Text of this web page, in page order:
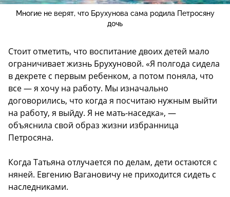
Многие не верят, что Брухунова сама родила Петросяну
дочь
Стоит отметить, что воспитание двоих детей мало
ограничивает жизнь Брухуновой. «Я полгода сидела
в декрете с первым ребенком, а потом поняла, что
все — я хочу на работу. Мы изначально
договорились, что когда я посчитаю нужным выйти
на работу, я выйду. Я не мать-наседка», —
объяснила свой образ жизни избранница
Петросяна.
Когда Татьяна отлучается по делам, дети остаются с
няней. Евгению Вагановичу не приходится сидеть с
наследниками.